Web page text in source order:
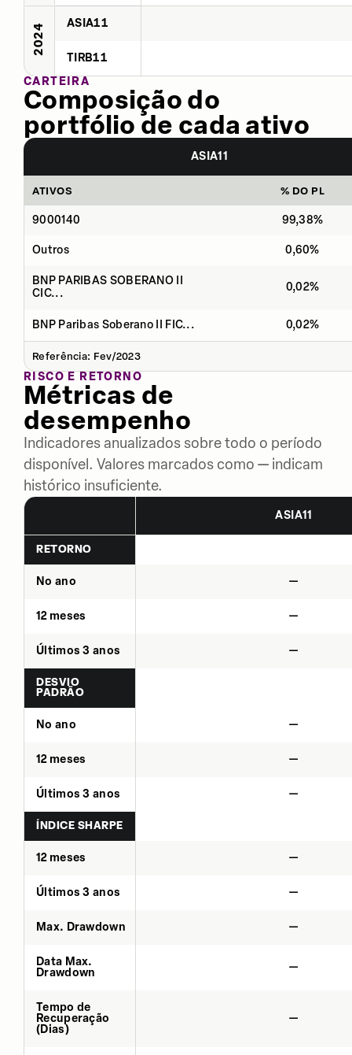
2024 ASIA11
TIRB11
CARTEIRA
Composição do
portfólio de cada ativo
ASIA11
ATIVOS % DO PL
9000140 99,38%
Outros 0,60%
BNP PARIBAS SOBERANO II
CIC...
0,02%
BNP Paribas Soberano II FIC... 0,02%
Referência: Fev/2023
RISCO E RETORNO
Métricas de
desempenho
Indicadores anualizados sobre todo o período
disponível. Valores marcados como — indicam
histórico insuficiente.
ASIA11
RETORNO
No ano —
12 meses —
Últimos 3 anos —
DESVIO
PADRÃO
No ano —
12 meses —
Últimos 3 anos —
ÍNDICE SHARPE
12 meses —
Últimos 3 anos —
Max. Drawdown —
Data Max.
Drawdown
—
Tempo de
Recuperação
(Dias)
—